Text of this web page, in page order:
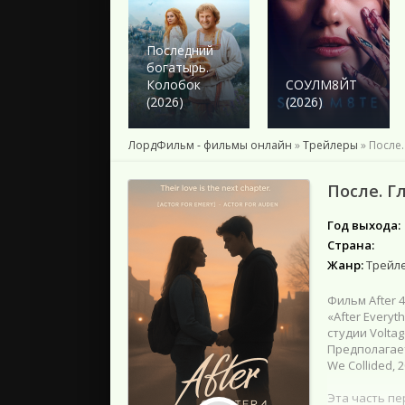
2023
2022
2021
2020
2018
Последний
богатырь.
Колобок
(2026)
СОУЛМ8ЙТ
(2026)
ЛордФильм - фильмы онлайн »Трейлеры »
После.
Год выхода:
Страна:
Жанр:
Фильм After
«After
студии
We Collided,
Эта часть